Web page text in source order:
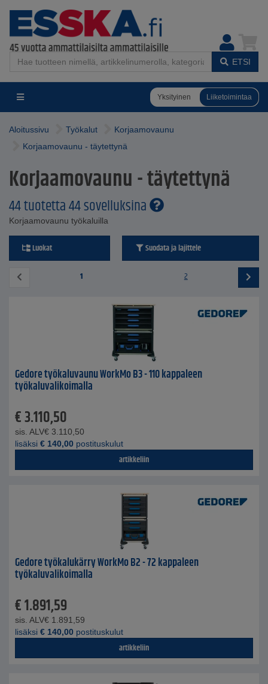
ETSI
Yksityinen Liiketoimintaa
Aloitussivu Työkalut
Korjaamovaunu
Korjaamovaunu - täytettynä
Korjaamovaunu - täytettynä
44 tuotetta 44 sovelluksina
Korjaamovaunu työkaluilla
Luokat Suodata ja lajittele
1 2
Gedore työkaluvaunu WorkMo B3 - 110 kappaleen
työkaluvalikoimalla
€3.110,50
sis. ALV€ 3.110,50
lisäksi € 140,00 postituskulut
artikkeliin
Gedore työkalukärry WorkMo B2 - 72 kappaleen
työkaluvalikoimalla
€1.891,59
sis. ALV€ 1.891,59
lisäksi € 140,00 postituskulut
artikkeliin